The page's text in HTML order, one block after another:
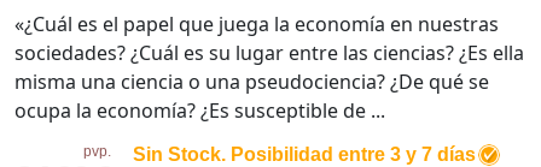
pvp. Sin Stock. Posibilidad entre 3 y 7 días
«¿Cuál es el papel que juega la economía en nuestras
sociedades? ¿Cuál es su lugar entre las ciencias? ¿Es ella
misma una ciencia o una pseudociencia? ¿De qué se
ocupa la economía? ¿Es susceptible de ...